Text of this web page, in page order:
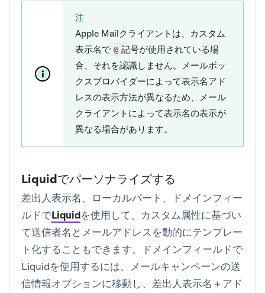
注
Apple Mailクライアントは、カスタム
表示名で @ 記号が使用されている場
合、それを認識しません。メールボッ
クスプロバイダーによって表示名アド
レスの表示方法が異なるため、メール
クライアントによって表示名の表示が
異なる場合があります。
Liquidでパーソナライズする
差出人表示名、 ローカルパート 、 ドメインフィー
ルドでLiquidを使用して、カスタム属性に基づい
て送信者名とメールアドレスを動的にテンプレー
ト化することもできます。
ドメインフィールドで
Liquidを使用するには、メールキャンペーンの送
信情報オプションに移動し、 差出人表示名＋アド